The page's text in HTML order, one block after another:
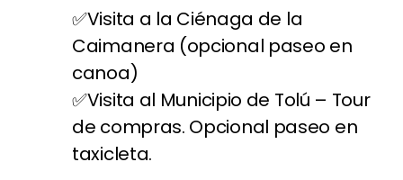
Visita a la Ciénaga de la
Caimanera (opcional paseo en
canoa)
Visita al Municipio de Tolú – Tour
de compras. Opcional paseo en
taxicleta.